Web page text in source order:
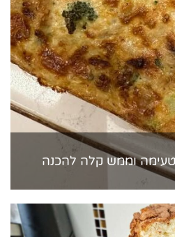
וממש קלה להכנה